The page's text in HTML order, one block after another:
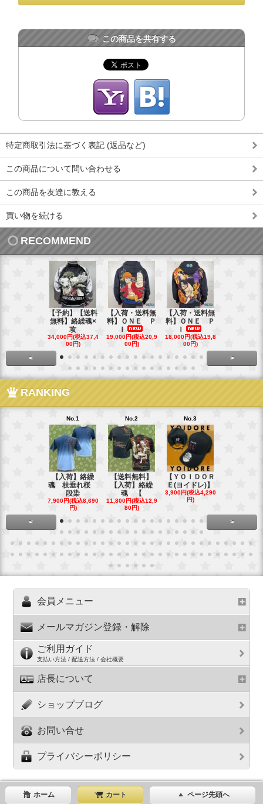
この商品を共有する
特定商取引法に基づく表記 (返品など)
この商品について問い合わせる
この商品を友達に教える
買い物を続ける
RECOMMEND
【予約】【送料
無料】絡繰魂×
攻
34,000円(税込37,4
00円)
【入荷・送料無
料】ＯＮＥ Ｐ
Ｉ
19,000円(税込20,9
00円)
【入荷・送料無
料】ＯＮＥ Ｐ
Ｉ
18,000円(税込19,8
00円)
< >
RANKING
No.1
【入荷】絡繰
魂 枝垂れ桜
段染
7,900円(税込8,690
円)
No.2
【送料無料】
【入荷】絡繰
魂 【
11,800円(税込12,9
80円)
No.3
【ＹＯＩＤＯＲ
Ｅ(ヨイドレ)】
3,900円(税込4,290
円)
< >
会員メニュー
メールマガジン登録・解除
ご利用ガイド
支払い方法 / 配送方法 / 会社概要
店長について
ショップブログ
お問い合せ
プライバシーポリシー
ホーム カート ページ先頭へ